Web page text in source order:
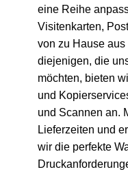
eine Reihe
Visitenkarten,
von zu Hause
diejenigen, die
möchten, bieten
und
und Scannen an.
Lieferzeiten und
wir die perfekte